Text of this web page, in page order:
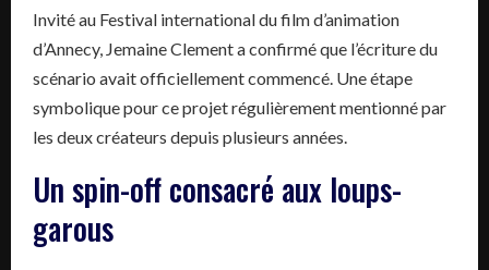
Invité au Festival international du film d’animation
d’Annecy, Jemaine Clement a confirmé que l’écriture du
scénario avait officiellement commencé. Une étape
symbolique pour ce projet régulièrement mentionné par
les deux créateurs depuis plusieurs années.
Un spin-off consacré aux loups-
garous